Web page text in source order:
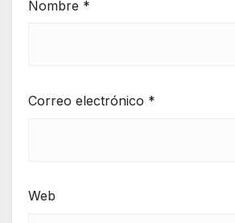
Nombre *
Correo electrónico *
Web